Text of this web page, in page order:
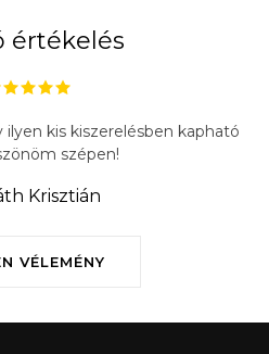
értékelés
VÉLEMÉNY
kis kiszerelésben kapható
szépen!
Krisztián